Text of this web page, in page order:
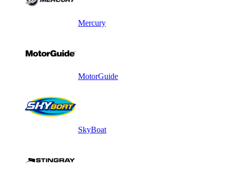
Mercury
MotorGuide
SkyBoat